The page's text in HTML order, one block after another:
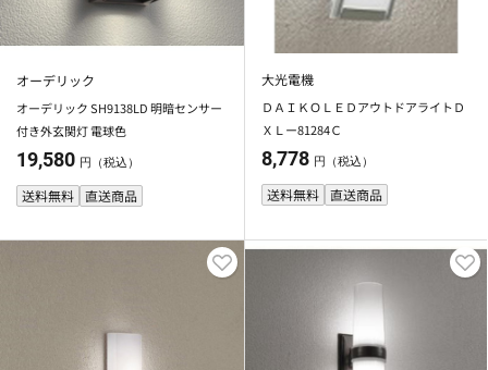
オーデリック
オーデリック SH9138LD 明暗センサー
付き外玄関灯 電球色
19,580 円（税込）
送料無料 直送商品
大光電機
ＤＡＩＫＯＬＥＤアウトドアライトＤ
ＸＬー81284Ｃ
8,778 円（税込）
送料無料 直送商品